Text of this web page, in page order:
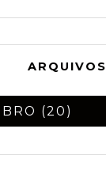
ARQUIVOS